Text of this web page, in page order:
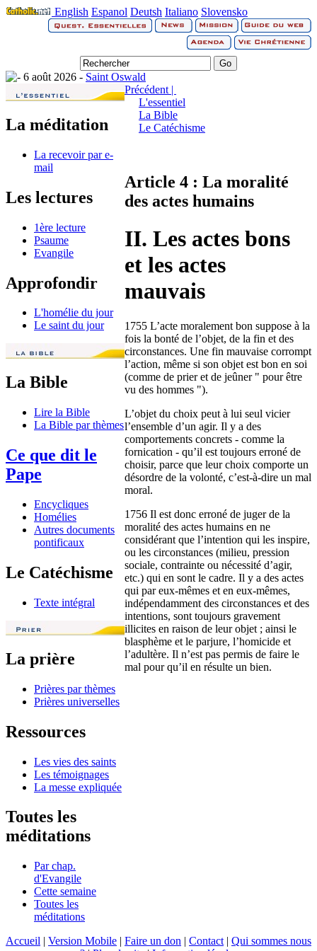
English Espanol Deutsh Italiano Slovensko
6 août 2026 - Saint Oswald
La méditation
La recevoir par e-
mail
Les lectures
1ère lecture
Psaume
Evangile
Approfondir
L'homélie du jour
Le saint du jour
La Bible
Lire la Bible
La Bible par thèmes
Ce que dit le
Pape
Encycliques
Homélies
Autres documents
pontificaux
Le Catéchisme
Texte intégral
La prière
Prières par thèmes
Prières universelles
Ressources
Les vies des saints
Les témoignages
La messe expliquée
Toutes les
méditations
Par chap.
d'Evangile
Cette semaine
Toutes les
méditations
Précédent |
L'essentiel
La Bible
Le Catéchisme
Article 4 : La moralité
des actes humains
II. Les actes bons
et les actes
mauvais
1755 L’acte moralement bon suppose à la
fois la bonté de l’objet, de la fin et des
circonstances. Une fin mauvaise corrompt
l’action, même si son objet est bon en soi
(comme de prier et de jeûner " pour être
vu des hommes ").
L’objet du choix peut à lui seul vicier
l’ensemble d’un agir. Il y a des
comportements concrets - comme la
fornication - qu’il est toujours erroné de
choisir, parce que leur choix comporte un
désordre de la volonté, c’est-à-dire un mal
moral.
1756 Il est donc erroné de juger de la
moralité des actes humains en ne
considérant que l’intention qui les inspire,
ou les circonstances (milieu, pression
sociale, contrainte ou nécessité d’agir,
etc.) qui en sont le cadre. Il y a des actes
qui par eux-mêmes et en eux-mêmes,
indépendamment des circonstances et des
intentions, sont toujours gravement
illicites en raison de leur objet ; ainsi le
blasphème et le parjure, l’homicide et
l’adultère. Il n’est pas permis de faire le
mal pour qu’il en résulte un bien.
Accueil | Version Mobile | Faire un don | Contact | Qui sommes nous